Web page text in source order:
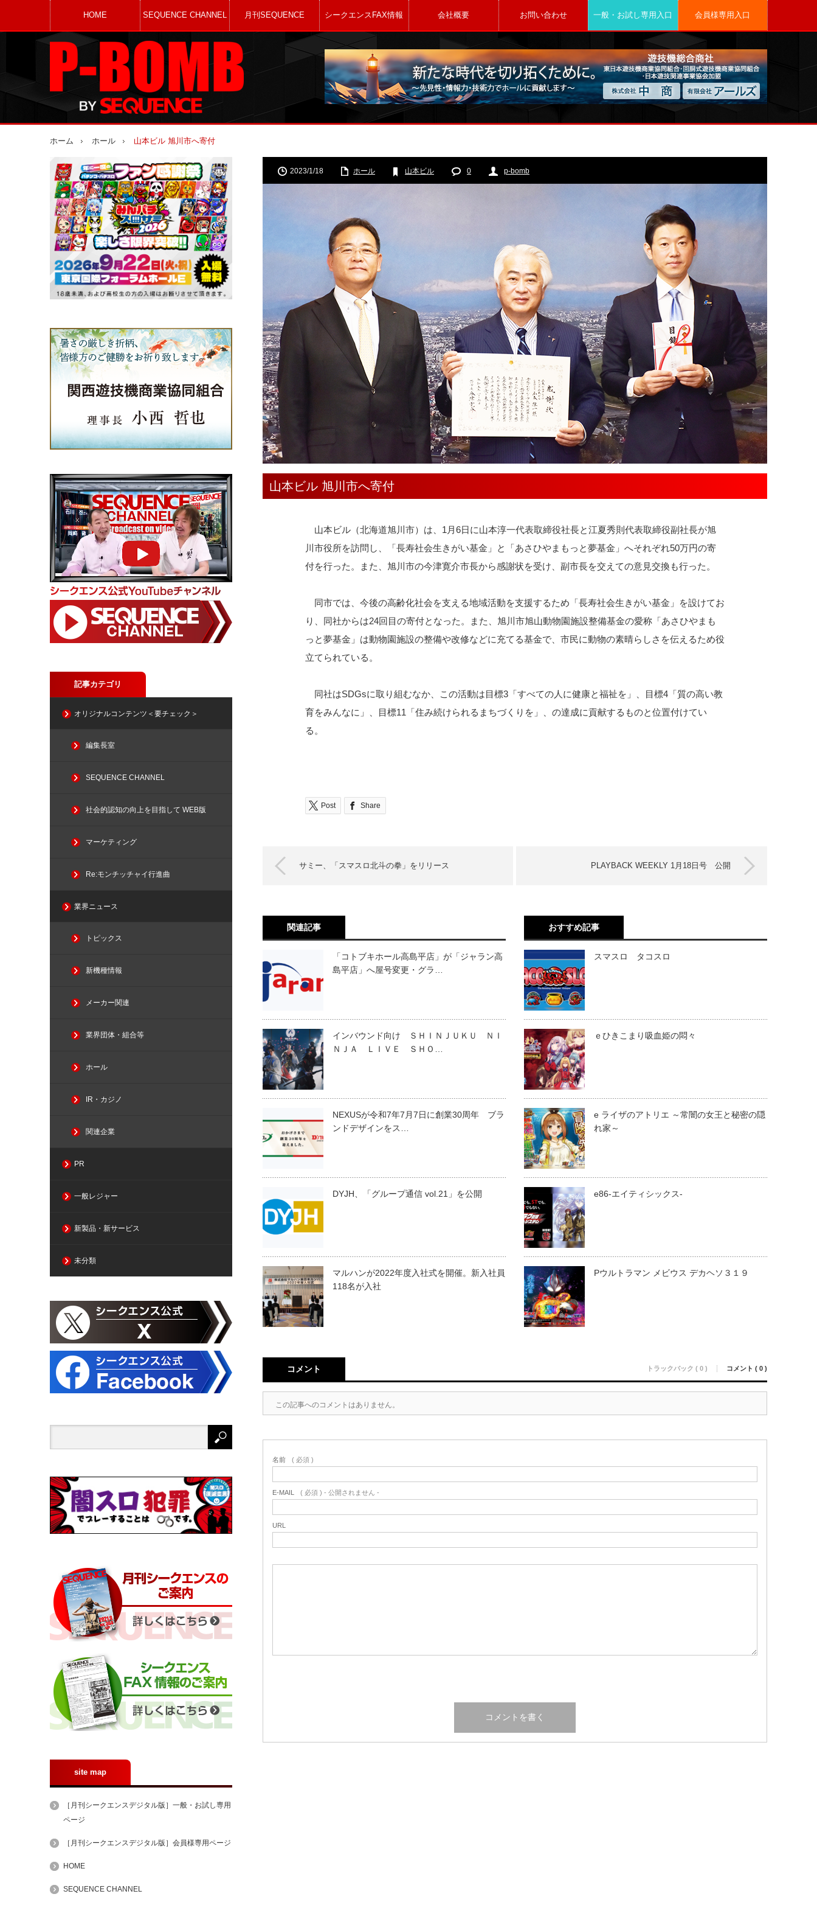
HOME SEQUENCE CHANNEL 月刊SEQUENCE シークエンスFAX情報 会社概要 お問い合わせ 一般・お試し専用入口 会員様専用入口
ホーム ホール 山本ビル 旭川市へ寄付
2023/1/18 ホール 山本ビル 0 p-bomb
山本ビル 旭川市へ寄付
山本ビル（北海道旭川市）は、1月6日に山本淳一代表取締役社長と江夏秀則代表取締役副社長が旭
川市役所を訪問し、「長寿社会生きがい基金」と「あさひやまもっと夢基金」へそれぞれ50万円の寄
付を行った。また、旭川市の今津寛介市長から感謝状を受け、副市長を交えての意見交換も行った。
同市では、今後の高齢化社会を支える地域活動を支援するため「長寿社会生きがい基金」を設けてお
り、同社からは24回目の寄付となった。また、旭川市旭山動物園施設整備基金の愛称「あさひやまも
っと夢基金」は動物園施設の整備や改修などに充てる基金で、市民に動物の素晴らしさを伝えるため役
立てられている。
同社はSDGsに取り組むなか、この活動は目標3「すべての人に健康と福祉を」、目標4「質の高い教
育をみんなに」、目標11「住み続けられるまちづくりを」、の達成に貢献するものと位置付けてい
る。
Post Share
サミー、「スマスロ北斗の拳」をリリース PLAYBACK WEEKLY 1月18日号 公開
関連記事
「コトブキホール高島平店」が「ジャラン高
島平店」へ屋号変更・グラ…
インバウンド向け ＳＨＩＮＪＵＫＵ ＮＩ
ＮＪＡ ＬＩＶＥ ＳＨＯ…
NEXUSが令和7年7月7日に創業30周年 ブラ
ンドデザインをス…
DYJH、「グループ通信 vol.21」を公開
マルハンが2022年度入社式を開催。新入社員
118名が入社
おすすめ記事
スマスロ タコスロ
ｅひきこまり吸血姫の悶々
e ライザのアトリエ ～常闇の女王と秘密の隠
れ家～
e86-エイティシックス-
Pウルトラマン メビウス デカヘソ３１９
コメント トラックバック ( 0 ) コメント ( 0 )
この記事へのコメントはありません。
名前 ( 必須 )
E-MAIL ( 必須 ) - 公開されません -
URL
記事カテゴリ
オリジナルコンテンツ＜要チェック＞
編集長室
SEQUENCE CHANNEL
社会的認知の向上を目指して WEB版
マーケティング
Re:モンチッチャイ行進曲
業界ニュース
トピックス
新機種情報
メーカー関連
業界団体・組合等
ホール
IR・カジノ
関連企業
PR
一般レジャー
新製品・新サービス
未分類
site map
［月刊シークエンスデジタル版］一般・お試し専用
ページ
［月刊シークエンスデジタル版］会員様専用ページ
HOME
SEQUENCE CHANNEL